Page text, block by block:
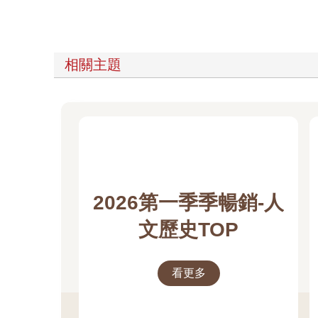
相關主題
2026第一季季暢銷-人
文歷史TOP
看更多